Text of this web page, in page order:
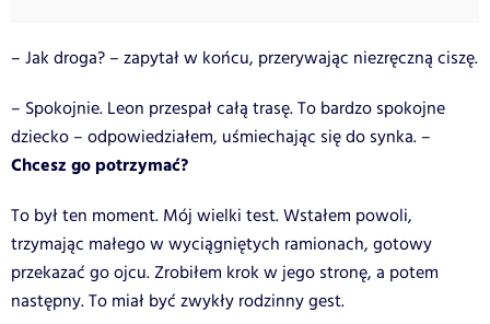
– Jak droga? – zapytał w końcu, przerywając niezręczną ciszę.
– Spokojnie. Leon przespał całą trasę. To bardzo spokojne
dziecko – odpowiedziałem, uśmiechając się do synka. –
Chcesz go potrzymać?
To był ten moment. Mój wielki test. Wstałem powoli,
trzymając małego w wyciągniętych ramionach, gotowy
przekazać go ojcu. Zrobiłem krok w jego stronę, a potem
następny. To miał być zwykły rodzinny gest.